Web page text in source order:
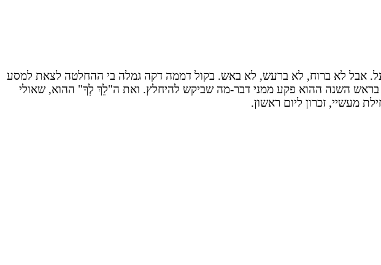
אבל לא ברוח, לא ברעש, לא באש. בקול דממה דקה גמלה בי ההחלטה לצאת למסע
בראש השנה ההוא פקע ממני דבר-מה שביקש להיחלץ. ואת ה"לֵךְ לְךָ" ההוא, שאולי
מעשיי, זכרון ליום ראשון.